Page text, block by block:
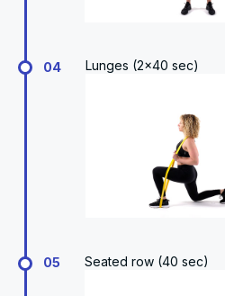
04 Lunges (2x40 sec)
05 Seated row (40 sec)